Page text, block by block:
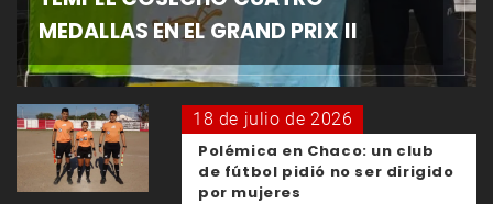
MEDALLAS EN EL GRAND PRIX II
18 de julio de 2026
Polémica en Chaco: un club
de fútbol pidió no ser dirigido
por mujeres